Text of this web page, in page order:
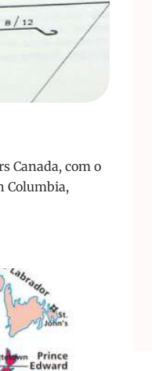
Canada, com o
Columbia,